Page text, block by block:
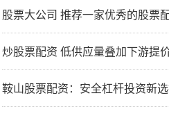
股票大公司 推荐一家优秀的股票
炒股票配资 低供应量叠加下游提价 本周硅料价格全
鞍山股票配资：安全杠杆投资新